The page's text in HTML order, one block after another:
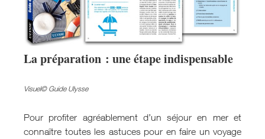
La préparation : une étape indispensable
Visuel© Guide Ulysse
Pour profiter agréablement d’un séjour en mer et
connaître toutes les astuces pour en faire un voyage